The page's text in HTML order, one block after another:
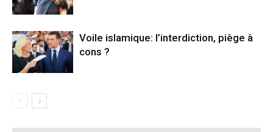
Voile islamique: l’interdiction, piège à
cons ?